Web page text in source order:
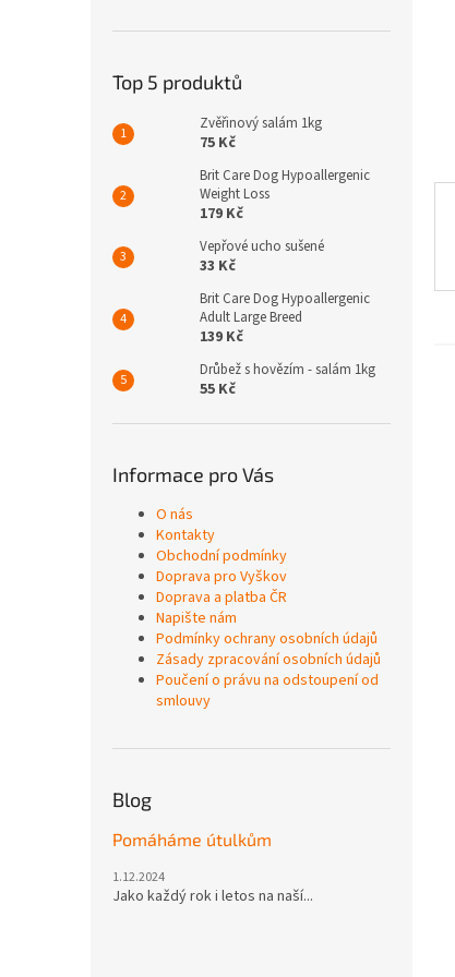
Top 5 produktů
Zvěřinový salám 1kg
75 Kč
Brit Care Dog Hypoallergenic
Weight Loss
179 Kč
Vepřové ucho sušené
33 Kč
Brit Care Dog Hypoallergenic
Adult Large Breed
139 Kč
Drůbež s hovězím - salám 1kg
55 Kč
Informace pro Vás
O nás
Kontakty
Obchodní podmínky
Doprava pro Vyškov
Doprava a platba ČR
Napište nám
Podmínky ochrany osobních údajů
Zásady zpracování osobních údajů
Poučení o právu na odstoupení od
smlouvy
Blog
Pomáháme útulkům
1.12.2024
Jako každý rok i letos na naší...